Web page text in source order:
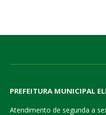
PREFEITURA MUNICIPAL
Atendimento de segunda a